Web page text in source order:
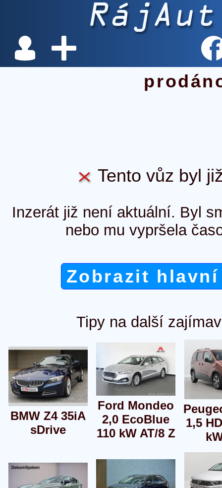
Tento vůz byl
Inzerát již není aktuální. Byl
nebo mu vypršela
Zobrazit
Tipy na další
BMW Z4 35iA
sDrive
Ford Mondeo
2,0 EcoBlue
110 kW AT/8 Z
1,5